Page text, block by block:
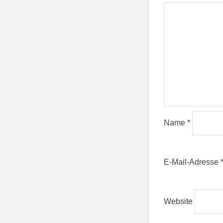
Name *
E-Mail-Adresse *
Website